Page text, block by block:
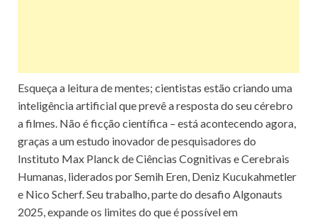
Esqueça a leitura de mentes; cientistas estão criando uma
inteligência artificial que prevê a resposta do seu cérebro
a filmes. Não é ficção científica – está acontecendo agora,
graças a um estudo inovador de pesquisadores do
Instituto Max Planck de Ciências Cognitivas e Cerebrais
Humanas, liderados por Semih Eren, Deniz Kucukahmetler
e Nico Scherf. Seu trabalho, parte do desafio Algonauts
2025, expande os limites do que é possível em